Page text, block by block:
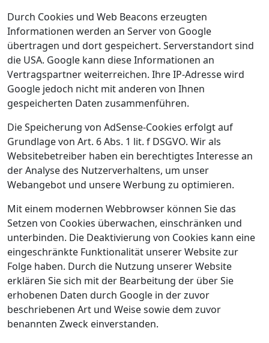
Durch Cookies und Web Beacons erzeugten
Informationen werden an Server von Google
übertragen und dort gespeichert. Serverstandort sind
die USA. Google kann diese Informationen an
Vertragspartner weiterreichen. Ihre IP-Adresse wird
Google jedoch nicht mit anderen von Ihnen
gespeicherten Daten zusammenführen.
Die Speicherung von AdSense-Cookies erfolgt auf
Grundlage von Art. 6 Abs. 1 lit. f DSGVO. Wir als
Websitebetreiber haben ein berechtigtes Interesse an
der Analyse des Nutzerverhaltens, um unser
Webangebot und unsere Werbung zu optimieren.
Mit einem modernen Webbrowser können Sie das
Setzen von Cookies überwachen, einschränken und
unterbinden. Die Deaktivierung von Cookies kann eine
eingeschränkte Funktionalität unserer Website zur
Folge haben. Durch die Nutzung unserer Website
erklären Sie sich mit der Bearbeitung der über Sie
erhobenen Daten durch Google in der zuvor
beschriebenen Art und Weise sowie dem zuvor
benannten Zweck einverstanden.